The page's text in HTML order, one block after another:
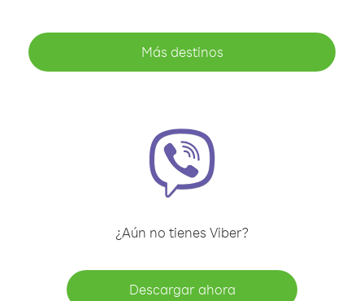
Más destinos
¿Aún no tienes Viber?
Descargar ahora